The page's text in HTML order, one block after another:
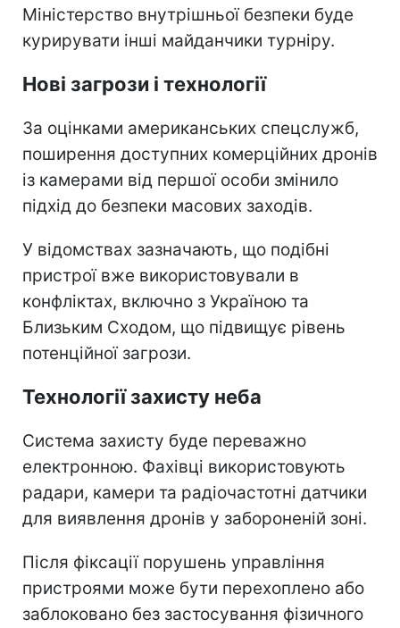
Міністерство внутрішньої безпеки буде
курирувати інші майданчики турніру.
Нові загрози і технології
За оцінками американських спецслужб,
поширення доступних комерційних дронів
із камерами від першої особи змінило
підхід до безпеки масових заходів.
У відомствах зазначають, що подібні
пристрої вже використовували в
конфліктах, включно з Україною та
Близьким Сходом, що підвищує рівень
потенційної загрози.
Технології захисту неба
Система захисту буде переважно
електронною. Фахівці використовують
радари, камери та радіочастотні датчики
для виявлення дронів у забороненій зоні.
Після фіксації порушень управління
пристроями може бути перехоплено або
заблоковано без застосування фізичного